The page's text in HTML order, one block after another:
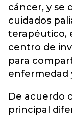
cáncer, y se
cuidados
terapéutico,
centro de
para
enfermedad
De acuerdo
principal